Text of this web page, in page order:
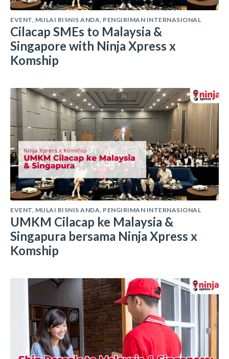
EVENT MULAI BISNIS ANDA PENGIRIMAN INTERNASIONAL
Cilacap SMEs to Malaysia &
Singapore with Ninja Xpress x
Komship
EVENT MULAI BISNIS ANDA PENGIRIMAN INTERNASIONAL
UMKM Cilacap ke Malaysia &
Singapura bersama Ninja Xpress x
Komship